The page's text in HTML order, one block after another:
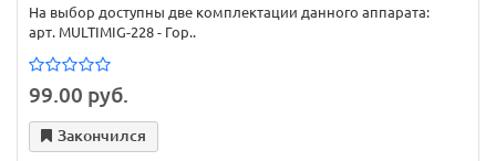
На выбор доступны две комплектации данного аппарата:
арт. MULTIMIG-228 - Гор..
99.00 руб.
Закончился